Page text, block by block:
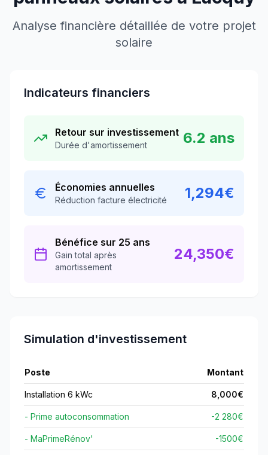
Analyse financière détaillée de votre projet
solaire
Indicateurs financiers
Retour sur investissement
Durée d'amortissement 6.2 ans
Économies annuelles
Réduction facture électricité 1,294€
Bénéfice sur 25 ans
Gain total après
amortissement
24,350€
Simulation d'investissement
Poste Montant
Installation 6 kWc 8,000€
- Prime autoconsommation -2 280€
- MaPrimeRénov' -1500€